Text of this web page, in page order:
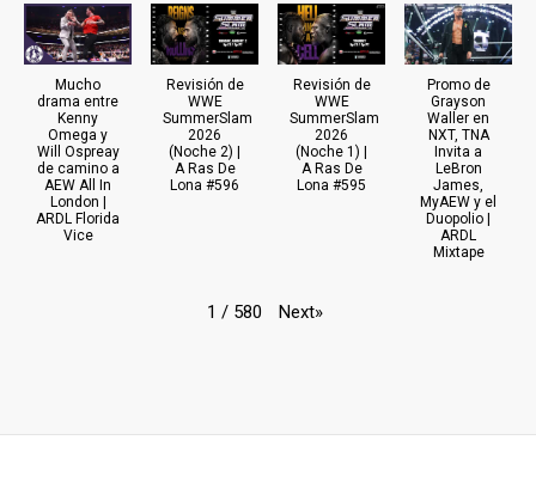
Mucho
drama entre
Kenny
Omega y
Will Ospreay
de camino a
AEW All In
London |
ARDL Florida
Vice
Revisión de
WWE
SummerSlam
2026
(Noche 2) |
A Ras De
Lona #596
Revisión de
WWE
SummerSlam
2026
(Noche 1) |
A Ras De
Lona #595
Promo de
Grayson
Waller en
NXT, TNA
Invita a
LeBron
James,
MyAEW y el
Duopolio |
ARDL
Mixtape
1 / 580 Next»